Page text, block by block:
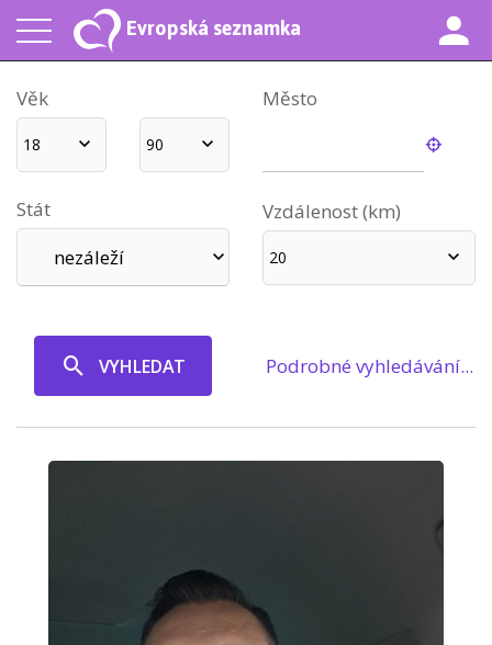
Evropská seznamka
Věk
18 90
Město
Stát
nezáleží
Vzdálenost (km)
20
VYHLEDAT Podrobné vyhledávání...